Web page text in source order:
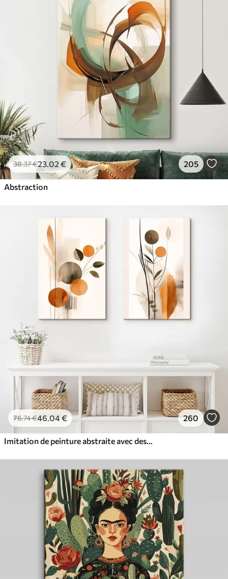
38.37€23.02 € 205
Abstraction
76.74€46.04€ 260
Imitation de peinture abstraite avec des cercles orange et gris, des feuilles et des branches, style moderne, effet aquarelle